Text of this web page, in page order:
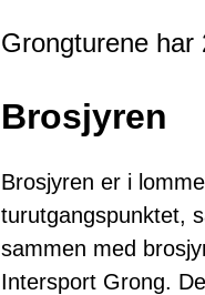
Grongturene har
Brosjyren
Brosjyren er i
turutgangspunktet,
sammen med
Intersport Grong.